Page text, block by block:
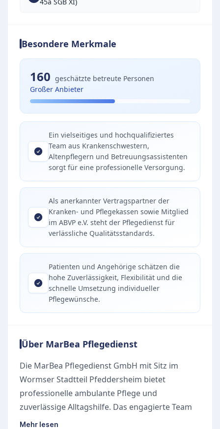
Besondere Merkmale
160 geschätzte betreute Personen
Großer Anbieter
Ein vielseitiges und hochqualifiziertes
Team aus Krankenschwestern,
Altenpflegern und Betreuungsassistenten
sorgt für eine professionelle Versorgung.
Als anerkannter Vertragspartner der
Kranken- und Pflegekassen sowie Mitglied
im ABVP e.V. steht der Pflegedienst für
verlässliche Qualitätsstandards.
Patienten und Angehörige schätzen die
hohe Zuverlässigkeit, Flexibilität und die
schnelle Umsetzung individueller
Pflegewünsche.
Über MarBea Pflegedienst
Die MarBea Pflegedienst GmbH mit Sitz im
Wormser Stadtteil Pfeddersheim bietet
professionelle ambulante Pflege und
zuverlässige Alltagshilfe. Das engagierte Team
besteht aus gut ausgebildeten
Mehr lesen